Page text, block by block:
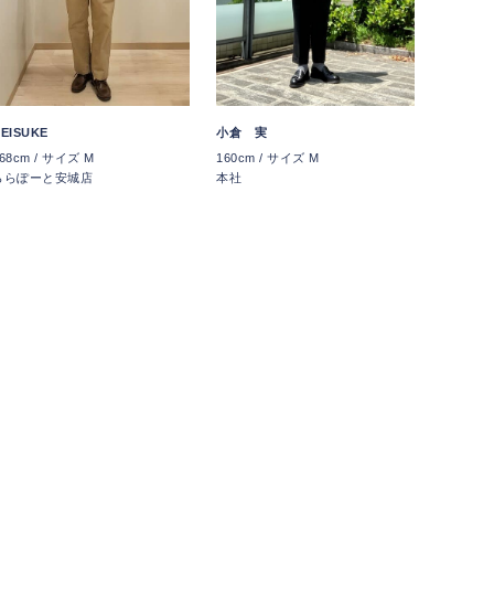
/ サイズ M
らぽーと安城店
小倉 実
160cm / サイズ M
本社